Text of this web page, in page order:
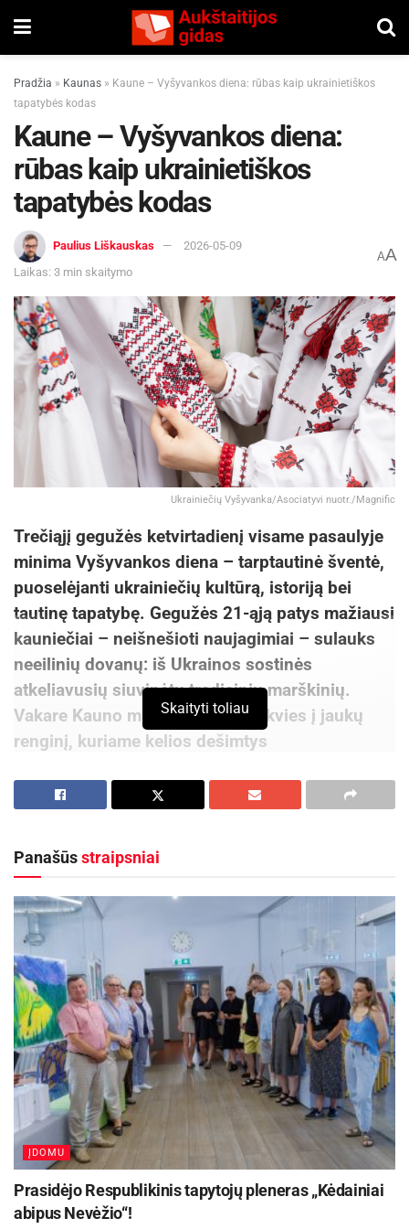
Pradžia » Kaunas » Kaune – Vyšyvankos diena: rūbas kaip ukrainietiškos
tapatybės kodas
Kaune – Vyšyvankos diena:
rūbas kaip ukrainietiškos
tapatybės kodas
Paulius Liškauskas
2026-05-09
Laikas: 3 min skaitymo
AA
Ukrainiečių Vyšyvanka/Asociatyvi nuotr./Magnific
Trečiąjį gegužės ketvirtadienį visame pasaulyje
minima Vyšyvankos diena – tarptautinė šventė,
puoselėjanti ukrainiečių kultūrą, istoriją bei
tautinę tapatybę. Gegužės 21-ąją patys mažiausi
kauniečiai – neišnešioti naujagimiai – sulauks
neeilinių dovanų: iš Ukrainos sostinės
atkeliavusių siuvinėtų tradicinių marškinių.
Vakare Kauno menininkų namai kvies į jaukų
renginį, kuriame kelios dešimtys
vyšyvankos istorija, regionams būdingomis
marškiniai, tapę tautos tapatybės ženklu. Per
šimtmečius susiformavę ornamentai ir spalvos
turi aiškias simbolines reikšmes: geometriniai
raštai siejami su harmonija, augaliniai motyvai –
su gyvybe ir atsinaujinimu, o spalvos perteikia
emocijas ir vertybes – raudona simbolizuoja
meilę ir energiją, juoda – žemę bei stiprybę.
Aktualios naujienos
Kaune – nemokamos vasaros stovyklos vaikams
Skaityti toliau
Panašūsstraipsniai
ĮDOMU
Prasidėjo Respublikinis tapytojų pleneras „Kėdainiai
abipus Nevėžio“!